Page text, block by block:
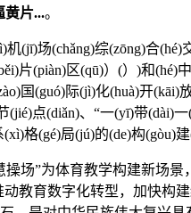
黄片...。
(jī)场(chǎng)综(zōng)合(hé)
片(piàn)区(qū)）(）)和(hé)
国(guó)际(jì)化(huà)开(kāi)
点(diǎn)、“一(yī)带(dài)
格(gé)局(jú)的(de)构(gòu)建
”为体育教学构建新场景
教育数字化转型，加快构